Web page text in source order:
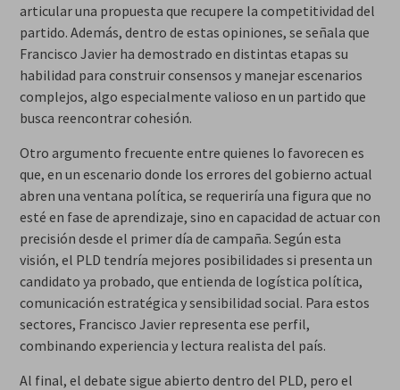
articular una propuesta que recupere la competitividad del
partido. Además, dentro de estas opiniones, se señala que
Francisco Javier ha demostrado en distintas etapas su
habilidad para construir consensos y manejar escenarios
complejos, algo especialmente valioso en un partido que
busca reencontrar cohesión.
Otro argumento frecuente entre quienes lo favorecen es
que, en un escenario donde los errores del gobierno actual
abren una ventana política, se requeriría una figura que no
esté en fase de aprendizaje, sino en capacidad de actuar con
precisión desde el primer día de campaña. Según esta
visión, el PLD tendría mejores posibilidades si presenta un
candidato ya probado, que entienda de logística política,
comunicación estratégica y sensibilidad social. Para estos
sectores, Francisco Javier representa ese perfil,
combinando experiencia y lectura realista del país.
Al final, el debate sigue abierto dentro del PLD, pero el